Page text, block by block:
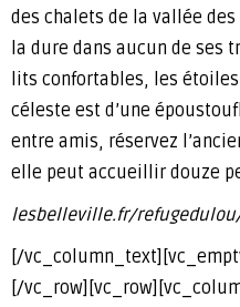
des chalets de la vallée
la dure dans aucun de ses
lits confortables, les
céleste est d’une
entre amis, réservez
elle peut accueillir douze
lesbelleville.fr/
[/
[/